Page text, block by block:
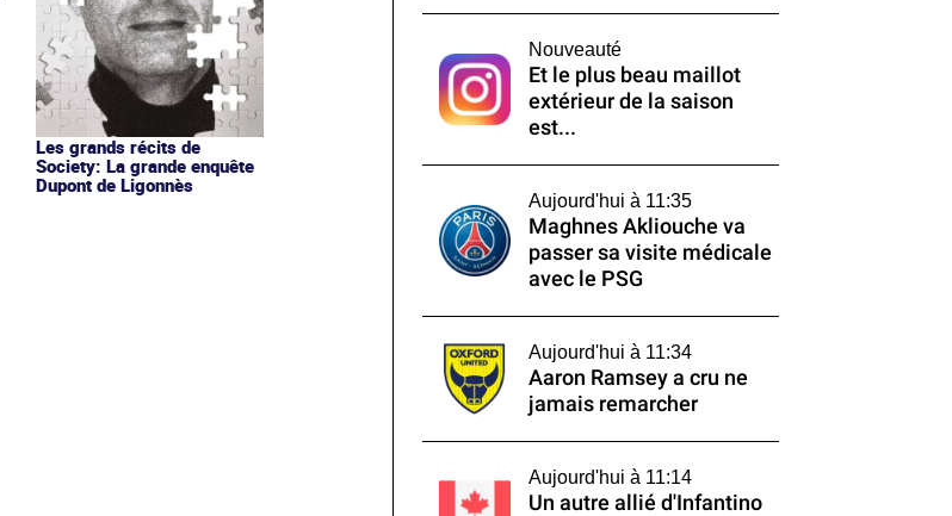
Les grands récits de
Society: La grande enquête
Dupont de Ligonnès
Nouveauté
Et le plus beau maillot
extérieur de la saison
est...
Aujourd'hui à 11:35
Maghnes Akliouche va
passer sa visite médicale
avec le PSG
Aujourd'hui à 11:34
Aaron Ramsey a cru ne
jamais remarcher
Aujourd'hui à 11:14
Un autre allié d'Infantino